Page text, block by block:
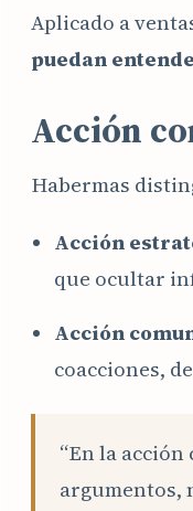
Aplicado a
puedan
Acción
Habermas
Acción
que ocultar
Acción
coacciones,
“En la
argumentos,